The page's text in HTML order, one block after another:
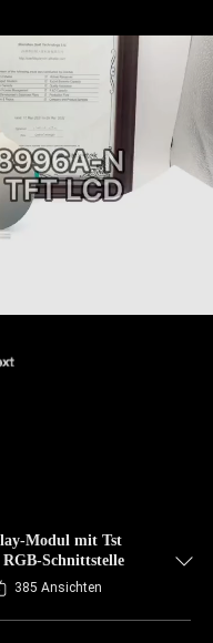
Modul mit Tst
RGB-Schnittstelle
385 Ansichten